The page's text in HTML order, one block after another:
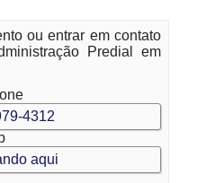
ou entrar em contato
Predial em
4312
aqui